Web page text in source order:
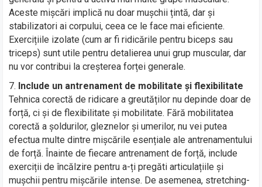
Aceste mișcări implică nu doar mușchii țintă, dar și
stabilizatori ai corpului, ceea ce le face mai eficiente.
Exercițiile izolate (cum ar fi ridicările pentru biceps sau
triceps) sunt utile pentru detalierea unui grup muscular, dar
nu vor contribui la creșterea forței generale.
Include un antrenament de mobilitate și flexibilitate
Tehnica corectă de ridicare a greutăților nu depinde doar de
forță, ci și de flexibilitate și mobilitate. Fără mobilitatea
corectă a șoldurilor, gleznelor și umerilor, nu vei putea
efectua multe dintre mișcările esențiale ale antrenamentului
de forță. Înainte de fiecare antrenament de forță, include
exerciții de încălzire pentru a-ți pregăti articulațiile și
mușchii pentru mișcările intense. De asemenea, stretching-